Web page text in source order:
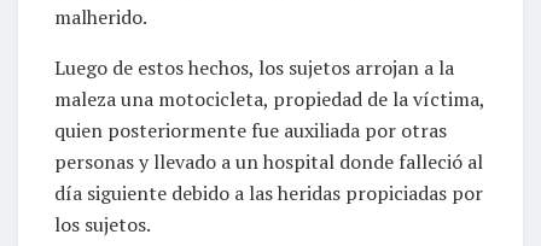
malherido.
Luego de estos hechos, los sujetos arrojan a la
maleza una motocicleta, propiedad de la víctima,
quien posteriormente fue auxiliada por otras
personas y llevado a un hospital donde falleció al
día siguiente debido a las heridas propiciadas por
los sujetos.